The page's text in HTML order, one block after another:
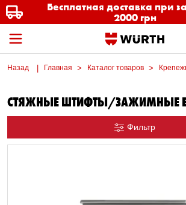
Бесплатная доставка при
2000 грн
Назад Главная Каталог товаров
СТЯЖНЫЕ ШТИФТЫ/ЗАЖИМНЫЕ
Фильтр